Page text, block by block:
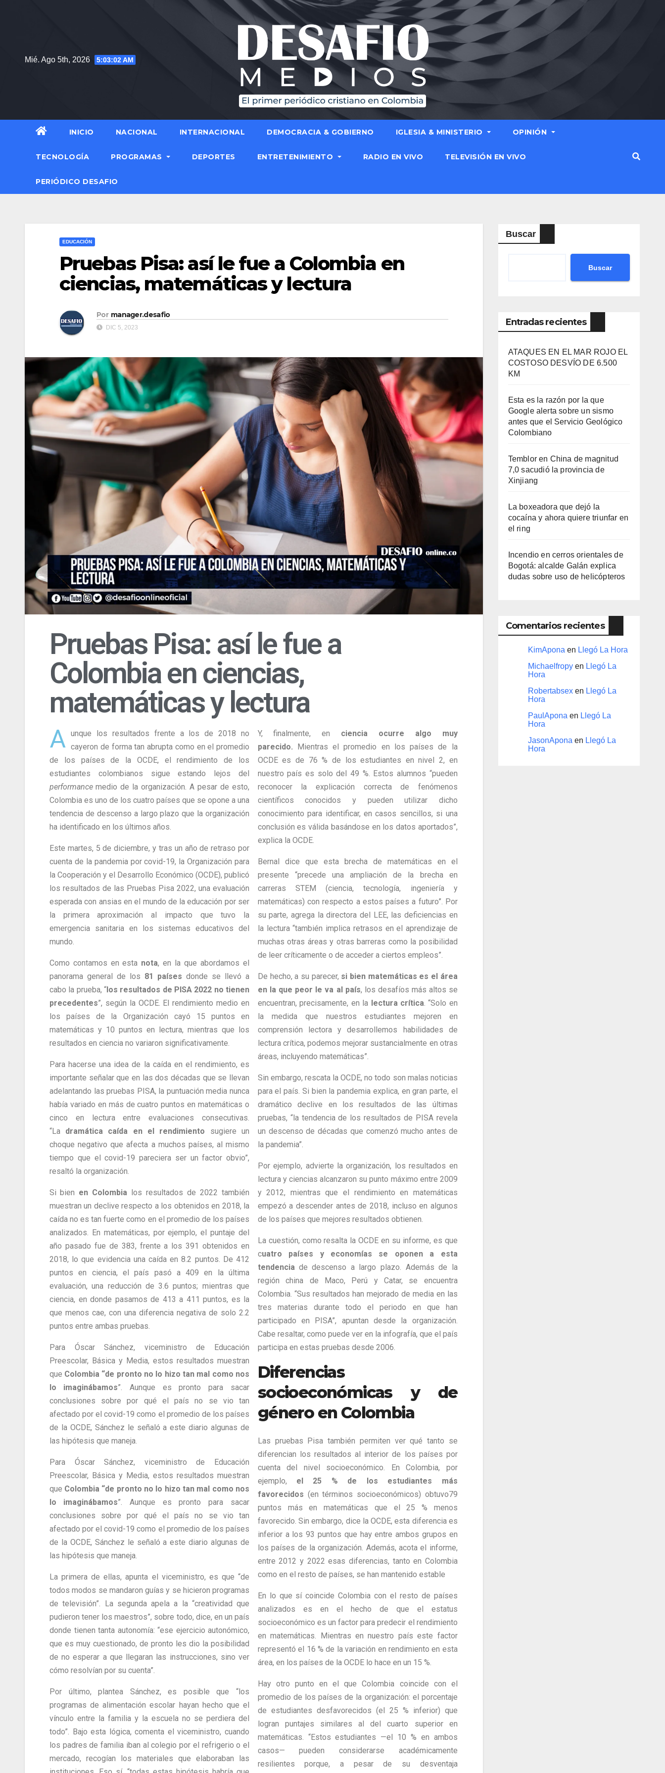
Mié. Ago 5th, 2026 5:03:03 AM
INICIO NACIONAL INTERNACIONAL DEMOCRACIA & GOBIERNO IGLESIA & MINISTERIO OPINIÓN
TECNOLOGÍA PROGRAMAS DEPORTES ENTRETENIMIENTO RADIO EN VIVO TELEVISIÓN EN VIVO
PERIÓDICO DESAFIO
EDUCACIÓN
Pruebas Pisa: así le fue a Colombia en
ciencias, matemáticas y lectura
Por manager.desafio
DIC 5, 2023
Pruebas Pisa: así le fue a
Colombia en ciencias,
matemáticas y lectura
A unque los resultados frente a los de 2018 no
cayeron de forma tan abrupta como en el promedio
de los países de la OCDE, el rendimiento de los
estudiantes colombianos sigue estando lejos del
performance medio de la organización. A pesar de esto,
Colombia es uno de los cuatro países que se opone a una
tendencia de descenso a largo plazo que la organización
ha identificado en los últimos años.
Este martes, 5 de diciembre, y tras un año de retraso por
cuenta de la pandemia por covid-19, la Organización para
la Cooperación y el Desarrollo Económico (OCDE), publicó
los resultados de las Pruebas Pisa 2022, una evaluación
esperada con ansias en el mundo de la educación por ser
la primera aproximación al impacto que tuvo la
emergencia sanitaria en los sistemas educativos del
mundo.
Como contamos en esta nota, en la que abordamos el
panorama general de los 81 países donde se llevó a
cabo la prueba, “ los resultados de PISA 2022 no tienen
precedentes”, según la OCDE. El rendimiento medio en
los países de la Organización cayó 15 puntos en
matemáticas y 10 puntos en lectura, mientras que los
resultados en ciencia no variaron significativamente.
Para hacerse una idea de la caída en el rendimiento, es
importante señalar que en las dos décadas que se llevan
adelantando las pruebas PISA, la puntuación media nunca
había variado en más de cuatro puntos en matemáticas o
cinco en lectura entre evaluaciones consecutivas.
“La dramática caída en el rendimiento sugiere un
choque negativo que afecta a muchos países, al mismo
tiempo que el covid-19 pareciera ser un factor obvio”,
resaltó la organización.
Si bien en Colombia
los resultados de 2022 también
muestran un declive respecto a los obtenidos en 2018, la
caída no es tan fuerte como en el promedio de los países
analizados. En matemáticas, por ejemplo, el puntaje del
año pasado fue de 383, frente a los 391 obtenidos en
2018, lo que evidencia una caída en 8.2 puntos. De 412
puntos en ciencia, el país pasó a 409 en la última
evaluación, una reducción de 3.6 puntos; mientras que
ciencia, en donde pasamos de 413 a 411 puntos, es la
que menos cae, con una diferencia negativa de solo 2.2
puntos entre ambas pruebas.
Para Óscar Sánchez, viceministro de Educación
Preescolar, Básica y Media, estos resultados muestran
que Colombia “de pronto no lo hizo tan mal como nos
lo imaginábamos”. Aunque es pronto para sacar
conclusiones sobre por qué el país no se vio tan
afectado por el covid-19 como el promedio de los países
de la OCDE, Sánchez le señaló a este diario algunas de
las hipótesis que maneja.
Para Óscar Sánchez, viceministro de Educación
Preescolar, Básica y Media, estos resultados muestran
que Colombia “de pronto no lo hizo tan mal como nos
lo imaginábamos”. Aunque es pronto para sacar
conclusiones sobre por qué el país no se vio tan
afectado por el covid-19 como el promedio de los países
de la OCDE, Sánchez le señaló a este diario algunas de
las hipótesis que maneja.
La primera de ellas, apunta el viceministro, es que “de
todos modos se mandaron guías y se hicieron programas
de televisión”. La segunda apela a la “creatividad que
pudieron tener los maestros”, sobre todo, dice, en un país
donde tienen tanta autonomía: “ese ejercicio autonómico,
que es muy cuestionado, de pronto les dio la posibilidad
de no esperar a que llegaran las instrucciones, sino ver
cómo resolvían por su cuenta”.
Por último, plantea Sánchez, es posible que “los
programas de alimentación escolar hayan hecho que el
vínculo entre la familia y la escuela no se perdiera del
todo”. Bajo esta lógica, comenta el viceministro, cuando
los padres de familia iban al colegio por el refrigerio o el
mercado, recogían los materiales que elaboraban las
Y, finalmente, en ciencia ocurre algo muy
parecido.
Mientras el promedio en los países de la
OCDE es de 76 % de los estudiantes en nivel 2, en
nuestro país es solo del 49 %. Estos alumnos “pueden
reconocer la explicación correcta de fenómenos
científicos conocidos y pueden utilizar dicho
conocimiento para identificar, en casos sencillos, si una
conclusión es válida basándose en los datos aportados”,
explica la OCDE.
Bernal dice que esta brecha de matemáticas en el
presente “precede una ampliación de la brecha en
carreras STEM (ciencia, tecnología, ingeniería y
matemáticas) con respecto a estos países a futuro”. Por
su parte, agrega la directora del LEE, las deficiencias en
la lectura “también implica retrasos en el aprendizaje de
muchas otras áreas y otras barreras como la posibilidad
de leer críticamente o de acceder a ciertos empleos”.
De hecho, a su parecer, si bien matemáticas es el área
en la que peor le va al país, los desafíos más altos se
encuentran, precisamente, en la lectura crítica. “Solo en
la medida que nuestros estudiantes mejoren en
comprensión lectora y desarrollemos habilidades de
lectura crítica, podemos mejorar sustancialmente en otras
áreas, incluyendo matemáticas”.
Sin embargo, rescata la OCDE, no todo son malas noticias
para el país. Si bien la pandemia explica, en gran parte, el
dramático declive en los resultados de las últimas
pruebas, “la tendencia de los resultados de PISA revela
un descenso de décadas que comenzó mucho antes de
la pandemia”.
Por ejemplo, advierte la organización, los resultados en
lectura y ciencias alcanzaron su punto máximo entre 2009
y 2012, mientras que el rendimiento en matemáticas
empezó a descender antes de 2018, incluso en algunos
de los países que mejores resultados obtienen.
La cuestión, como resalta la OCDE en su informe, es que
cuatro países y economías se oponen a esta
tendencia de descenso a largo plazo. Además de la
región china de Maco, Perú y Catar, se encuentra
Colombia. “Sus resultados han mejorado de media en las
tres materias durante todo el periodo en que han
participado en PISA”, apuntan desde la organización.
Cabe resaltar, como puede ver en la infografía, que el país
participa en estas pruebas desde 2006.
Diferencias
socioeconómicas y de
género en Colombia
Las pruebas Pisa también permiten ver qué tanto se
diferencian los resultados al interior de los países por
cuenta del nivel socioeconómico. En Colombia, por
ejemplo, el 25 % de los estudiantes más
favorecidos (en términos socioeconómicos) obtuvo79
puntos más en matemáticas que el 25 % menos
favorecido. Sin embargo, dice la OCDE, esta diferencia es
inferior a los 93 puntos que hay entre ambos grupos en
los países de la organización. Además, acota el informe,
entre 2012 y 2022 esas diferencias, tanto en Colombia
como en el resto de países, se han mantenido estable
En lo que sí coincide Colombia con el resto de países
analizados es en el hecho de que el estatus
socioeconómico es un factor para predecir el rendimiento
en matemáticas. Mientras en nuestro país este factor
representó el 16 % de la variación en rendimiento en esta
área, en los países de la OCDE lo hace en un 15 %.
Hay otro punto en el que Colombia coincide con el
promedio de los países de la organización: el porcentaje
de estudiantes desfavorecidos (el 25 % inferior) que
logran puntajes similares al del cuarto superior en
matemáticas. “Estos estudiantes —el 10 % en ambos
casos— pueden considerarse académicamente
resilientes porque, a pesar de su desventaja
Buscar
Buscar
Entradas recientes
ATAQUES EN EL MAR ROJO EL
COSTOSO DESVÍO DE 6.500
KM
Esta es la razón por la que
Google alerta sobre un sismo
antes que el Servicio Geológico
Colombiano
Temblor en China de magnitud
7,0 sacudió la provincia de
Xinjiang
La boxeadora que dejó la
cocaína y ahora quiere triunfar en
el ring​
Incendio en cerros orientales de
Bogotá: alcalde Galán explica
dudas sobre uso de helicópteros
Comentarios recientes
KimAponaen Llegó La Hora
Michaelfropyen Llegó La
Hora
Robertabsexen Llegó La
Hora
PaulAponaen Llegó La
Hora
JasonAponaen Llegó La
Hora